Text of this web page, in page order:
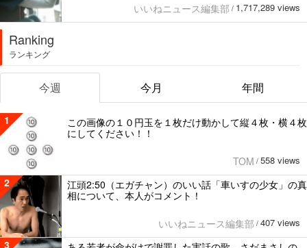
いいねニュース編集部 / 1,717,289 views
Ranking
ランキング
今週 今月 年間
1
この画像の１０円玉を１枚だけ動かして縦４枚・横４枚
にしてください！！
TOM / 558 views
2
江頭2:50（エガチャン）のいい話「車いすの少女」の真
相について、本人がコメント！
いいねニュース編集部 / 407 views
3